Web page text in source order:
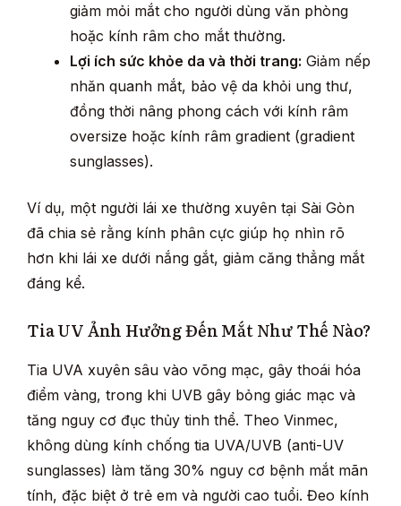
giảm mỏi mắt cho người dùng văn phòng
hoặc kính râm cho mắt thường.
Lợi ích sức khỏe da và thời trang: Giảm nếp
nhăn quanh mắt, bảo vệ da khỏi ung thư,
đồng thời nâng phong cách với kính râm
oversize hoặc kính râm gradient (gradient
sunglasses).
Ví dụ, một người lái xe thường xuyên tại Sài Gòn
đã chia sẻ rằng kính phân cực giúp họ nhìn rõ
hơn khi lái xe dưới nắng gắt, giảm căng thẳng mắt
đáng kể.
Tia UV Ảnh Hưởng Đến Mắt Như Thế Nào?
Tia UVA xuyên sâu vào võng mạc, gây thoái hóa
điểm vàng, trong khi UVB gây bỏng giác mạc và
tăng nguy cơ đục thủy tinh thể. Theo Vinmec,
không dùng kính chống tia UVA/UVB (anti-UV
sunglasses) làm tăng 30% nguy cơ bệnh mắt mãn
tính, đặc biệt ở trẻ em và người cao tuổi. Đeo kính